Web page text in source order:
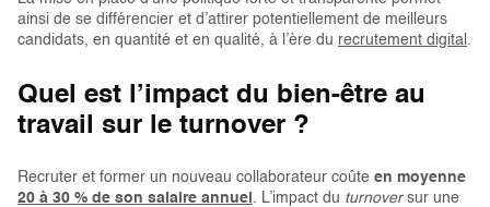
ainsi de se différencier et d’attirer potentiellement de meilleurs
candidats, en quantité et en qualité, à l’ère du recrutement digital .
Quel est l’impact du bien-être au
travail sur le turnover ?
Recruter et former un nouveau collaborateur coûte en moyenne
20 à 30 % de son salaire annuel . L’impact du turnoversur une